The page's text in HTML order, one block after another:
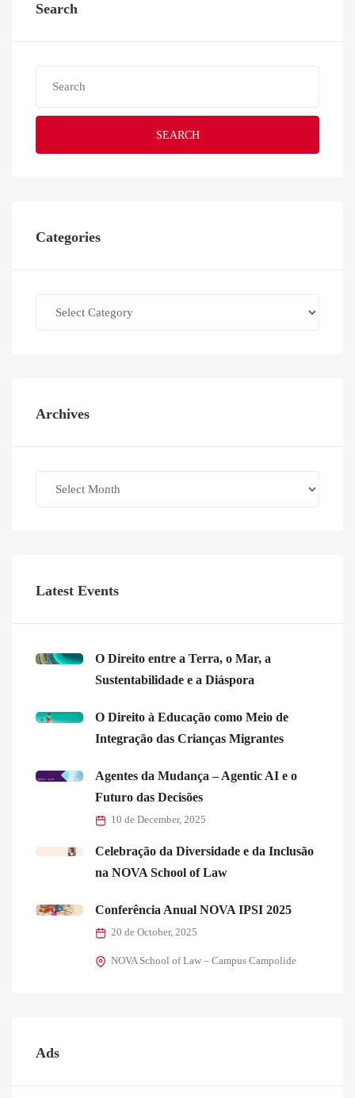
Search
SEARCH
Categories
Archives
Latest Events
O Direito entre a Terra, o Mar, a
Sustentabilidade e a Diáspora
O Direito à Educação como Meio de
Integração das Crianças Migrantes
Agentes da Mudança – Agentic AI e o
Futuro das Decisões
10 de December, 2025
Celebração da Diversidade e da Inclusão
na NOVA School of Law
Conferência Anual NOVA IPSI 2025
20 de October, 2025
NOVA School of Law – Campus Campolide
Ads